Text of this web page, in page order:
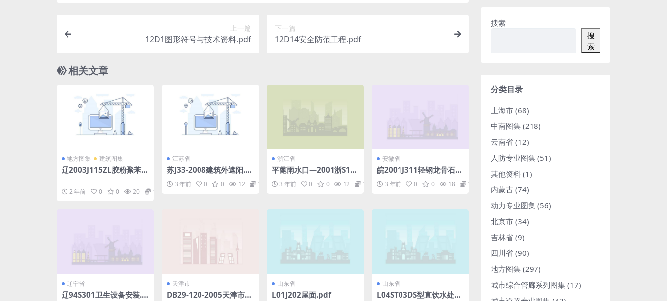
上一篇
12D1图形符号与技术资料.pdf
下一篇
12D14安全防范工程.pdf
相关文章
地方图集 建筑图集
辽2003J115ZL胶粉聚苯
2 年前 0 0 20 1.98
江苏省
苏J33-2008建筑外遮阳.p
3 年前 0 0 12 1.98
浙江省
平蓖雨水口—2001浙S10.
3 年前 0 0 12 1.98
安徽省
皖2001J311轻钢龙骨石膏
板吊顶皖2001J311.pdf
3 年前 0 0 18 1.98
辽宁省
辽94S301卫生设备安装.p
天津市
DB29-120-2005天津市住
山东省
L01J202屋面.pdf
山东省
L04ST03DS型直饮水处理
搜索
搜
索
分类目录
上海市 (68)
中南图集 (218)
云南省 (12)
人防专业图集 (51)
其他资料 (1)
内蒙古 (74)
动力专业图集 (56)
北京市 (34)
吉林省 (9)
四川省 (90)
地方图集 (297)
城市综合管廊系列图集 (17)